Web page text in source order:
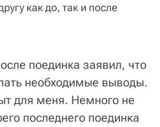
как до, так и после
поединка заявил, что
необходимые выводы.
для меня. Немного не
последнего поединка